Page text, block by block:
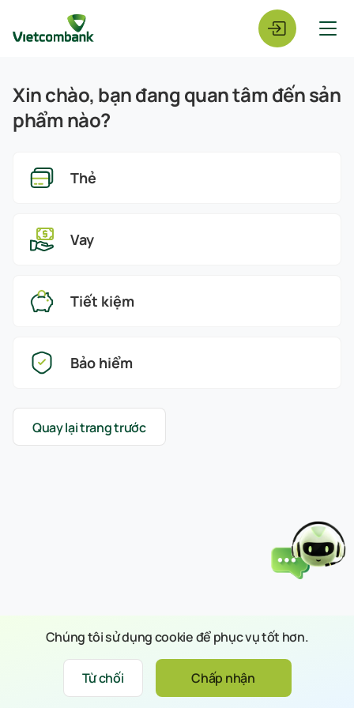
Xin chào, bạn đang quan tâm đến sản
phẩm nào?
Thẻ
Vay
Tiết kiệm
Bảo hiểm
Quay lại trang trước
Từ chối
Chúng tôi sử dụng cookie để phục vụ tốt hơn.
Chấp nhận